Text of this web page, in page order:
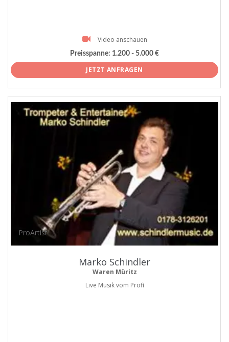
Video anschauen
Preisspanne: 1.200 - 5.000 €
JETZT ANFRAGEN
ProArtist
Marko Schindler
Waren Müritz
Live Musik vom Profi